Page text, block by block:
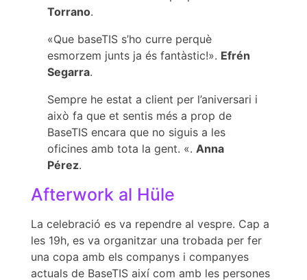
Torrano.
«Que baseTIS s’ho curre perquè
esmorzem junts ja és fantàstic!». Efrén
Segarra.
Sempre he estat a client per l’aniversari i
això fa que et sentis més a prop de
BaseTIS encara que no siguis a les
oficines amb tota la gent. «. Anna
Pérez.
Afterwork al Hüle
La celebració es va rependre al vespre. Cap a
les 19h, es va organitzar una trobada per fer
una copa amb els companys i companyes
actuals de BaseTIS així com amb les persones